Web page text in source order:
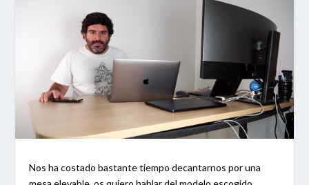
Nos ha costado bastante tiempo decantarnos por una